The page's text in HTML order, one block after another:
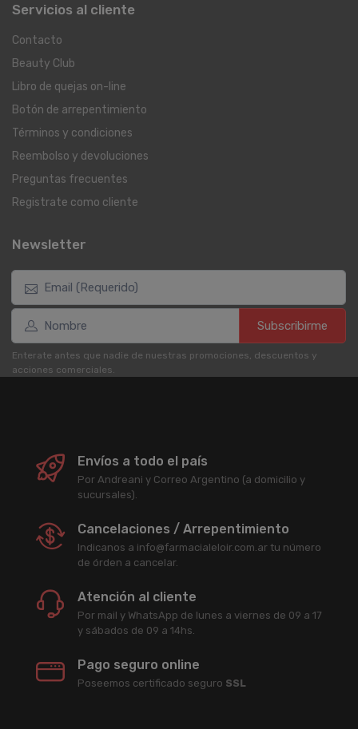
Servicios al cliente
Contacto
Beauty Club
Libro de quejas on-line
Botón de arrepentimiento
Términos y condiciones
Reembolso y devoluciones
Preguntas frecuentes
Registrate como cliente
Newsletter
Subscribirme
Enterate antes que nadie de nuestras promociones, descuentos y
acciones comerciales.
Envíos a todo el país
Por Andreani y Correo Argentino (a domicilio y
sucursales).
Cancelaciones / Arrepentimiento
Indicanos a info@farmacialeloir.com.ar tu número
de órden a cancelar.
Atención al cliente
Por mail y WhatsApp de lunes a viernes de 09 a 17
y sábados de 09 a 14hs.
Pago seguro online
Poseemos certificado seguro SSL